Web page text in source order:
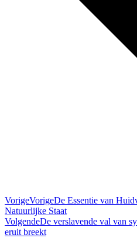
VorigeVorigeDe Essentie van
Natuurlijke Staat
VolgendeDe verslavende val van
eruit breekt